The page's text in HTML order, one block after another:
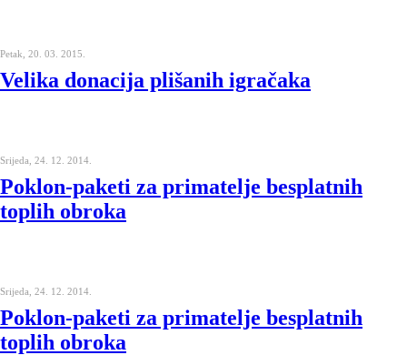
Petak, 20. 03. 2015.
Velika donacija plišanih igračaka
Srijeda, 24. 12. 2014.
Poklon-paketi za primatelje besplatnih
toplih obroka
Srijeda, 24. 12. 2014.
Poklon-paketi za primatelje besplatnih
toplih obroka